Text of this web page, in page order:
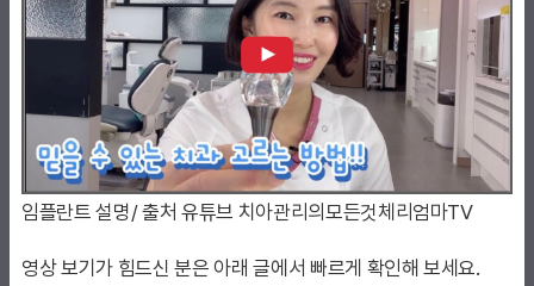
임플란트 설명/ 출처 유튜브 치아관리의모든것체리엄마TV
영상 보기가 힘드신 분은 아래 글에서 빠르게 확인해 보세요.